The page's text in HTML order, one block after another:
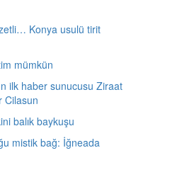
Konya usulü tirit
mümkün
ilk haber sunucusu Ziraat
Cilasun
balık baykuşu
mistik bağ: İğneada